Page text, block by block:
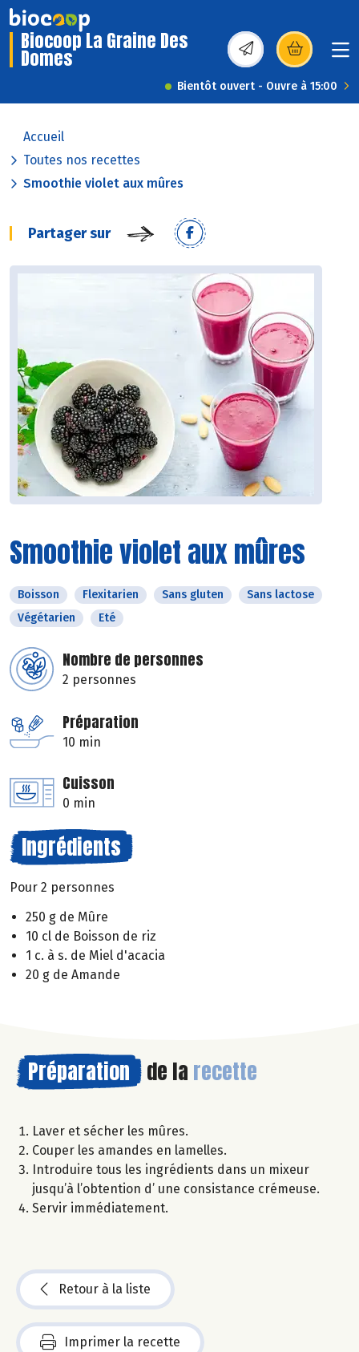
Biocoop La Graine Des
Domes (s’ouvre dans une
Bientôt ouvert - Ouvre à 15:00
Accueil
Toutes nos recettes
Smoothie violet aux mûres
Partager sur
Smoothie violet aux mûres
Boisson Flexitarien Sans gluten
Sans lactose
Végétarien
Eté
Nombre de personnes
2 personnes
Préparation
10 min
Cuisson
0 min
Ingrédients
Pour 2 personnes
250 g de Mûre
10 cl de Boisson de riz
1 c. à s. de Miel d'acacia
20 g de Amande
Préparation de la recette
Laver et sécher les mûres.
Couper les amandes en lamelles.
Introduire tous les ingrédients dans un mixeur
jusqu’à l’obtention d’ une consistance crémeuse.
Servir immédiatement.
Retour à la liste
Imprimer la recette